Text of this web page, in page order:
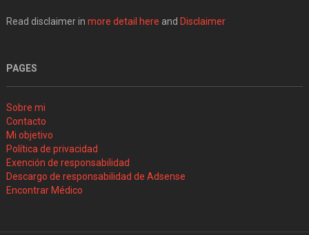
Read disclaimer in more detail here and Disclaimer
PAGES
Sobre mi
Contacto
Mi objetivo
Política de privacidad
Exención de responsabilidad
Descargo de responsabilidad de Adsense
Encontrar Médico